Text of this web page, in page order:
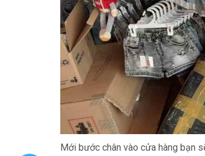
Mới bước chân vào cửa hàng bạn